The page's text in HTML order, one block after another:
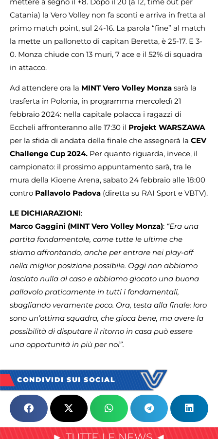
mettere a segno il +8. Dopo il 20 (a 12, time out per
Catania) la Vero Volley non fa sconti e arriva in fretta al
primo match point, sul 24-16. La parola “fine” al match
la mette un pallonetto di capitan Beretta, è 25-17. E 3-
0. Monza chiude con 13 muri, 7 ace e il 52% di squadra
in attacco.
Ad attendere ora la MINT Vero Volley Monza sarà la
trasferta in Polonia, in programma mercoledì 21
febbraio 2024: nella capitale polacca i ragazzi di
Eccheli affronteranno alle 17:30 il Projekt WARSZAWA
per la sfida di andata della finale che assegnerà la CEV
Challenge Cup 2024. Per quanto riguarda, invece, il
campionato: il prossimo appuntamento sarà, tra le
mura della Kioene Arena, sabato 24 febbraio alle 18:00
contro Pallavolo Padova (diretta su RAI Sport e VBTV).
LE DICHIARAZIONI:
Marco Gaggini (MINT Vero Volley Monza): “Era una
partita fondamentale, come tutte le ultime che
stiamo affrontando, anche per entrare nei play-off
nella miglior posizione possibile. Oggi non abbiamo
lasciato nulla al caso e abbiamo giocato una buona
pallavolo praticamente in tutti i fondamentali,
sbagliando veramente poco. Ora, testa alla finale: loro
sono un’ottima squadra, che gioca bene, ma avere la
possibilità di disputare il ritorno in casa può essere
una opportunità in più per noi”.
CONDIVIDI SUI SOCIAL